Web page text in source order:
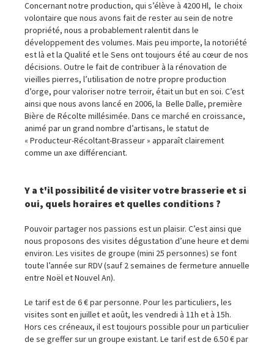
Concernant notre production, qui s’élève à 4200 Hl, le choix
volontaire que nous avons fait de rester au sein de notre
propriété, nous a probablement ralentit dans le
développement des volumes. Mais peu importe, la notoriété
est là et la Qualité et le Sens ont toujours été au cœur de nos
décisions. Outre le fait de contribuer à la rénovation de
vieilles pierres, l’utilisation de notre propre production
d’orge, pour valoriser notre terroir, était un but en soi. C’est
ainsi que nous avons lancé en 2006, la Belle Dalle, première
Bière de Récolte millésimée. Dans ce marché en croissance,
animé par un grand nombre d’artisans, le statut de
« Producteur-Récoltant-Brasseur » apparaît clairement
comme un axe différenciant.
Y a t'il possibilité de visiter votre brasserie et si
oui, quels horaires et quelles conditions ?
Pouvoir partager nos passions est un plaisir. C’est ainsi que
nous proposons des visites dégustation d’une heure et demi
environ. Les visites de groupe (mini 25 personnes) se font
toute l’année sur RDV (sauf 2 semaines de fermeture annuelle
entre Noël et Nouvel An).
Le tarif est de 6 € par personne. Pour les particuliers, les
visites sont en juillet et août, les vendredi à 11h et à 15h.
Hors ces créneaux, il est toujours possible pour un particulier
de se greffer sur un groupe existant. Le tarif est de 6.50 € par